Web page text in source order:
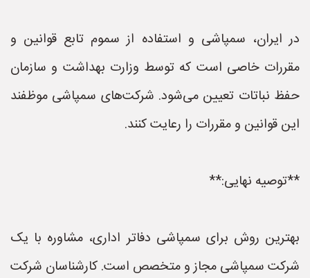
در ایران، سمپاشی و استفاده از سموم تابع قوانین و
مقررات خاصی است که توسط وزارت بهداشت و سازمان
حفظ نباتات تعیین می‌شود. شرکت‌های سمپاشی موظفند
این قوانین و مقررات را رعایت کنند.
**توصیه نهایی:**
بهترین روش برای سمپاشی دفاتر اداری، مشاوره با یک
شرکت سمپاشی مجاز و متخصص است. کارشناسان شرکت